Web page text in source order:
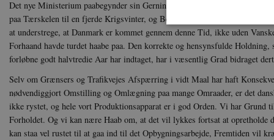
Det nye Ministerium paabegynder sin Gerning i en Tid, der er svær og
paa Tærskelen til en fjerde Krigsvinter, og Besættelsen har nu varet i mere
at understrege, at Danmark er kommet gennem denne Tid, ikke uden
Forhaand havde turdet haabe paa. Den korrekte og hensynsfulde
forløbne godt halvtredie Aar har indtaget, har i væsentlig Grad bidraget
Selv om Grænsers og Trafikvejes Afspærring i vidt Maal har haft
nødvendiggjort Omstilling og Omlægning paa mange Omraader, er det
ikke rystet, og hele vort Produktionsapparat er i god Orden. Vi har Grund
Forholdet. Og vi kan nære Haab om, at det vil lykkes fortsat at opretholde
kan staa vel rustet til at gaa ind til det Opbygningsarbejde, Fremtiden vil
Hjemmesiden kan ikke
Navn
be_typo_user